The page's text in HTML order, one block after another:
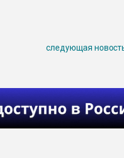
следующая